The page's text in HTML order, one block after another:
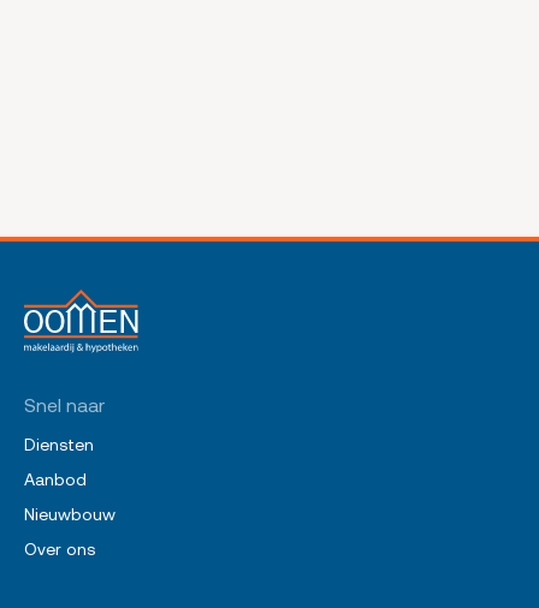
Snel naar
Diensten
Aanbod
Nieuwbouw
Over ons